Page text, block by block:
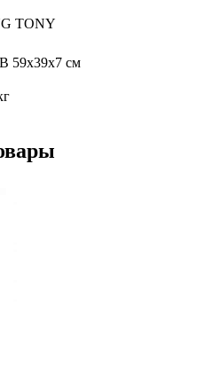
TONY
59х39х7 см